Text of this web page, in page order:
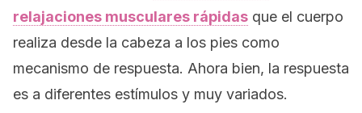
relajaciones musculares rápidas que el cuerpo
realiza desde la cabeza a los pies como
mecanismo de respuesta. Ahora bien, la respuesta
es a diferentes estímulos y muy variados.